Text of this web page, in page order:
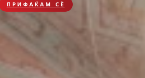
ПРИФАЌАМ СЀ